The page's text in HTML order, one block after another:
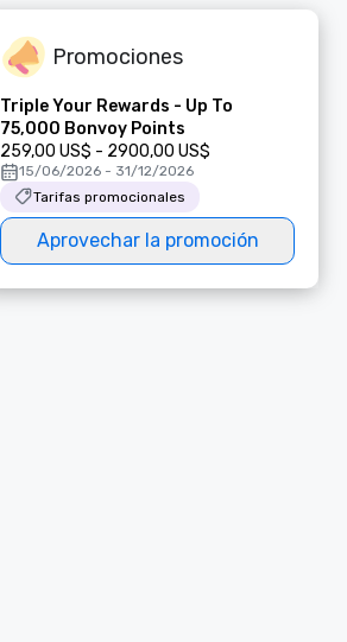
Promociones
Triple Your Rewards - Up To
75,000 Bonvoy Points
259,00 US$ - 2900,00 US$
15/06/2026 - 31/12/2026
Tarifas promocionales
Aprovechar la promoción